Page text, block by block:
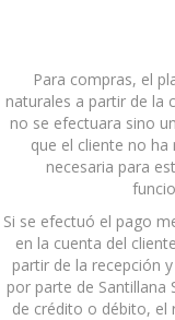
Para compras, el
naturales a partir de la
no se efectuara sino
que el cliente no
necesaria para
Si se efectuó el pago
en la cuenta del
partir de la recepción
por parte de Santillana
de crédito o débito, el